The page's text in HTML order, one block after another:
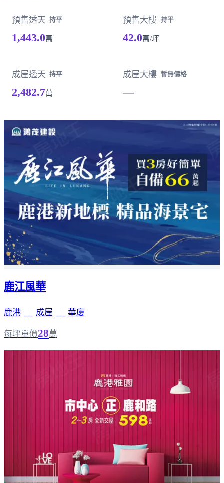
預售透天 持平
1,443.0萬
預售大樓 持平
42.0萬/坪
成屋透天 持平
2,482.7萬
成屋大樓 暫無價格
—
載入失敗，請重新整理
鹿江風華
鹿港 成屋 華廈
每坪單價28萬